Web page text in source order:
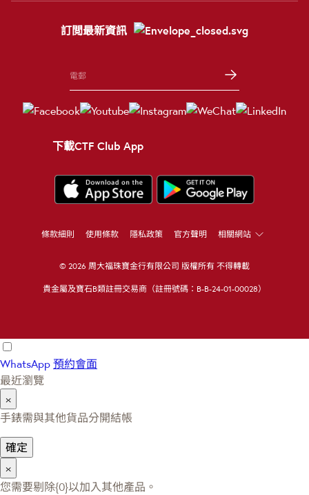
訂閲最新資訊
下載CTF Club App
條款細則 使用條款 隱私政策 官方聲明 相關網站
© 2026 周大福珠寶金行有限公司 版權所有 不得轉載
貴金屬及寶石B類註冊交易商（註冊號碼：B-B-24-01-00028）
WhatsApp 預約會面
最近瀏覽
×
手錶需與其他貨品分開結帳
確定
×
您需要剔除{0}以加入其他產品。